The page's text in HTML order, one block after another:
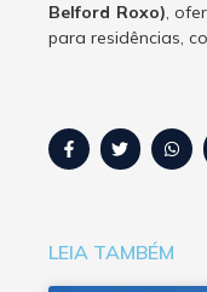
Belford Roxo),
para residências,
LEIA TAMBÉM